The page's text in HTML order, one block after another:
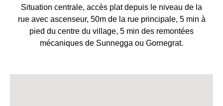
Situation centrale, accès plat depuis le niveau de la
rue avec ascenseur, 50m de la rue principale, 5 min à
pied du centre du village, 5 min des remontées
mécaniques de Sunnegga ou Gornegrat.